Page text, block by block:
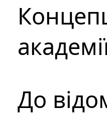
До